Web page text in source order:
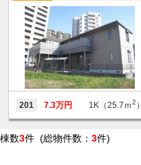
201 7.3万円 1K（25.7ｍ2 ）
棟数3件 (総物件数： 3件)